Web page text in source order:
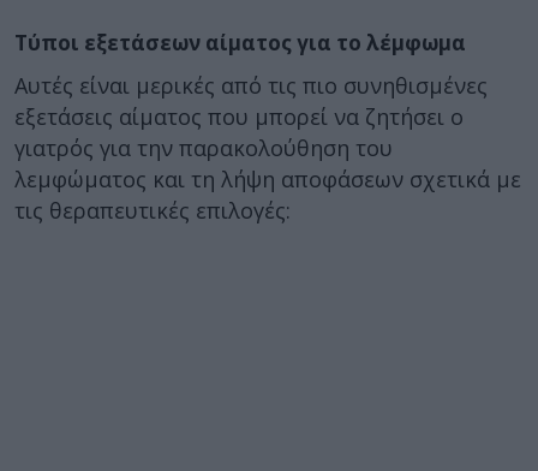
Τύποι εξετάσεων αίματος για το λέμφωμα
Αυτές είναι μερικές από τις πιο συνηθισμένες
εξετάσεις αίματος που μπορεί να ζητήσει ο
γιατρός για την παρακολούθηση του
λεμφώματος και τη λήψη αποφάσεων σχετικά με
τις θεραπευτικές επιλογές: